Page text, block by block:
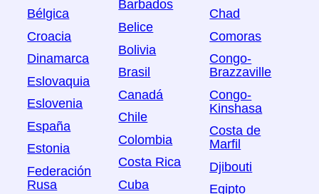
Bélgica
Croacia
Dinamarca
Eslovaquia
Eslovenia
España
Estonia
Federación
Rusa
Barbados
Belice
Bolivia
Brasil
Canadá
Chile
Colombia
Costa Rica
Cuba
Chad
Comoras
Congo-
Brazzaville
Congo-
Kinshasa
Costa de
Marfil
Djibouti
Egipto